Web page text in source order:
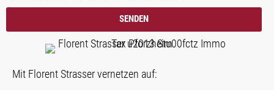
SENDEN
Mit Florent Strasser vernetzen auf: